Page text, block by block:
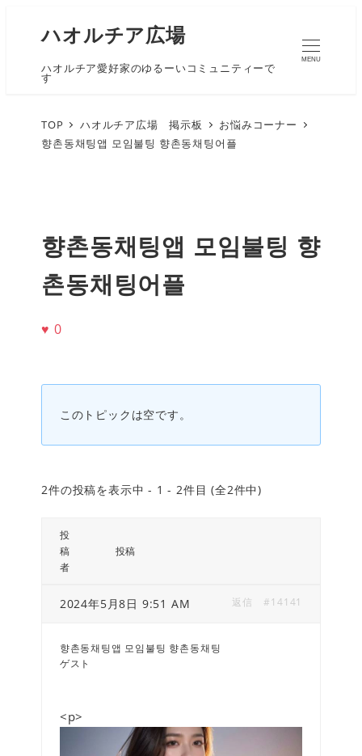
ハオルチア広場
ハオルチア愛好家のゆるーいコミュニティーで
す
MENU
TOP ハオルチア広場 掲示板
お悩みコーナー
향촌동채팅앱 모임불팅 향촌동채팅어플
향촌동채팅앱 모임불팅 향
촌동채팅어플
♥ 0
このトピックは空です。
2件の投稿を表示中 - 1 - 2件目 (全2件中)
投
稿
者
投稿
2024年5月8日 9:51 AM #14141
返信
향촌동채팅앱 모임불팅 향촌동채팅
ゲスト
<p>